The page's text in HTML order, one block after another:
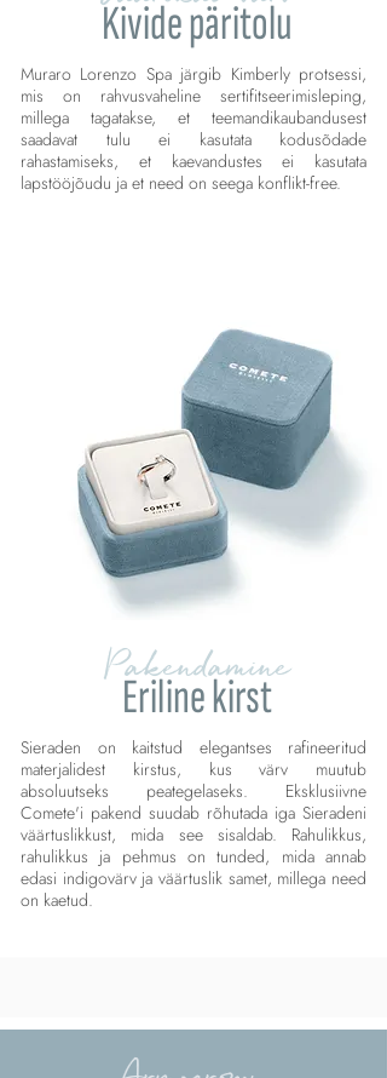
Kivide päritolu
Muraro Lorenzo Spa järgib Kimberly protsessi,
mis on rahvusvaheline sertifitseerimisleping,
millega tagatakse, et teemandikaubandusest
saadavat tulu ei kasutata kodusõdade
rahastamiseks, et kaevandustes ei kasutata
lapstööjõudu ja et need on seega konflikt-free.
Pakendamine
Eriline kirst
Sieraden on kaitstud elegantses rafineeritud
materjalidest kirstus, kus värv muutub
absoluutseks peategelaseks. Eksklusiivne
Comete'i pakend suudab rõhutada iga Sieradeni
väärtuslikkust, mida see sisaldab. Rahulikkus,
rahulikkus ja pehmus on tunded, mida annab
edasi indigovärv ja väärtuslik samet, millega need
on kaetud.